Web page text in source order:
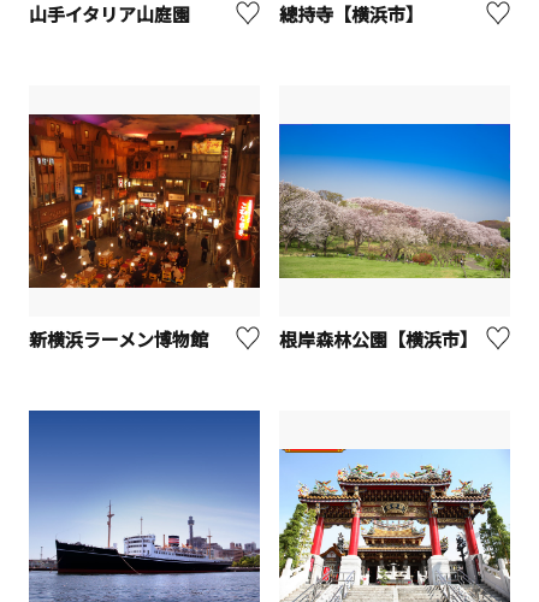
山手イタリア山庭園 總持寺【横浜市】
新横浜ラーメン博物館 根岸森林公園【横浜市】